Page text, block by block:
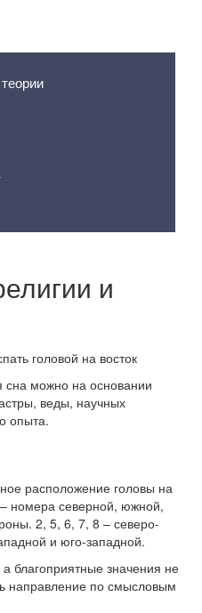
и
сна можно на основании
веды, научных
опыта.
расположение головы на
номера северной, южной,
2, 5, 6, 7, 8 – северо-
и юго-западной.
благоприятные значения не
направление по смысловым